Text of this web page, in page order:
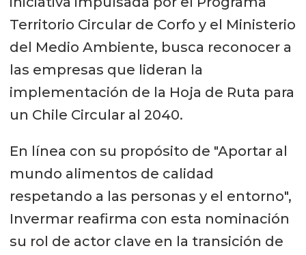
Territorio Circular de Corfo y el Ministerio
del Medio Ambiente, busca reconocer a
las empresas que lideran la
implementación de la Hoja de Ruta para
un Chile Circular al 2040.
En línea con su propósito de "Aportar al
mundo alimentos de calidad
respetando a las personas y el entorno",
Invermar reafirma con esta nominación
su rol de actor clave en la transición de